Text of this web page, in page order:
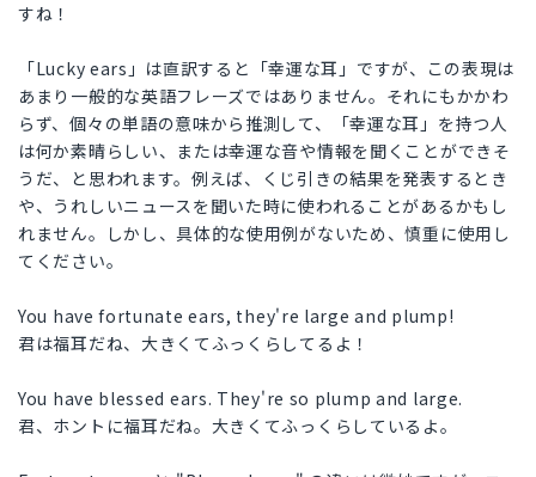
すね！
「Lucky ears」は直訳すると「幸運な耳」ですが、この表現は
あまり一般的な英語フレーズではありません。それにもかかわ
らず、個々の単語の意味から推測して、「幸運な耳」を持つ人
は何か素晴らしい、または幸運な音や情報を聞くことができそ
うだ、と思われます。例えば、くじ引きの結果を発表するとき
や、うれしいニュースを聞いた時に使われることがあるかもし
れません。しかし、具体的な使用例がないため、慎重に使用し
てください。
You have fortunate ears, they're large and plump!
君は福耳だね、大きくてふっくらしてるよ！
You have blessed ears. They're so plump and large.
君、ホントに福耳だね。大きくてふっくらしているよ。